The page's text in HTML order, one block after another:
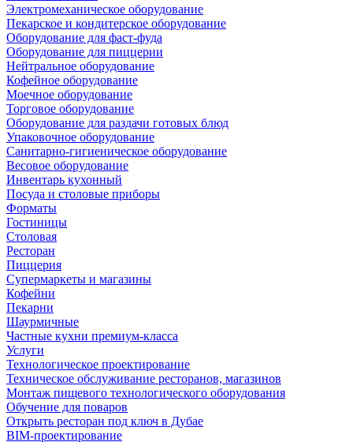
Электромеханическое оборудование
Пекарское и кондитерское оборудование
Оборудование для фаст-фуда
Оборудование для пиццерии
Нейтральное оборудование
Кофейное оборудование
Моечное оборудование
Торговое оборудование
Оборудование для раздачи готовых блюд
Упаковочное оборудование
Санитарно-гигиеническое оборудование
Весовое оборудование
Инвентарь кухонный
Посуда и столовые приборы
Форматы
Гостиницы
Столовая
Ресторан
Пиццерия
Супермаркеты и магазины
Кофейни
Пекарни
Шаурмичные
Частные кухни премиум-класса
Услуги
Технологическое проектирование
Техническое обслуживание ресторанов, магазинов
Монтаж пищевого технологического оборудования
Обучение для поваров
Открыть ресторан под ключ в Дубае
BIM-проектирование